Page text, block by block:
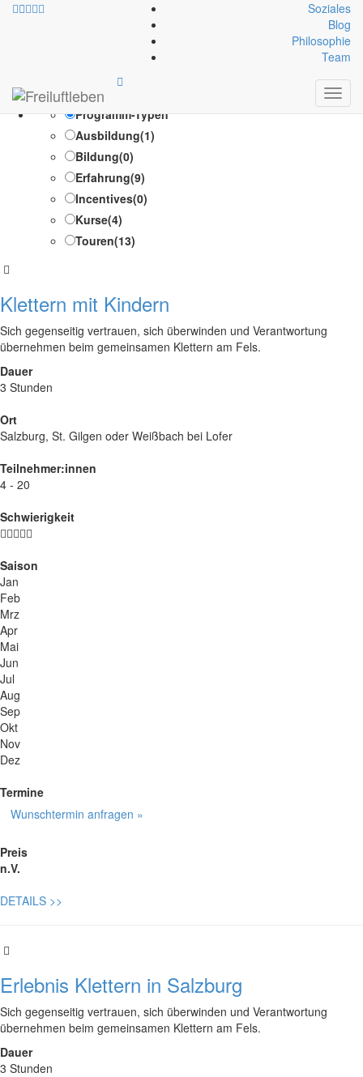
Soziales
Blog
Philosophie
Team
Zielgruppe:
Test Suche /Test Suche
Programm-Typen
Ausbildung(1)
Bildung(0)
Erfahrung(9)
Incentives(0)
Kurse(4)
Touren(13)
Klettern mit Kindern
Sich gegenseitig vertrauen, sich überwinden und Verantwortung
übernehmen beim gemeinsamen Klettern am Fels.
Dauer
3 Stunden
Ort
Salzburg, St. Gilgen oder Weißbach bei Lofer
Teilnehmer:innen
4 - 20
Schwierigkeit
Saison
Jan
Feb
Mrz
Apr
Mai
Jun
Jul
Aug
Sep
Okt
Nov
Dez
Termine
Wunschtermin anfragen »
Preis
n.V.
DETAILS >>
Erlebnis Klettern in Salzburg
Sich gegenseitig vertrauen, sich überwinden und Verantwortung
übernehmen beim gemeinsamen Klettern am Fels.
Dauer
3 Stunden